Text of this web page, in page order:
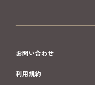
お問い合わせ
利用規約